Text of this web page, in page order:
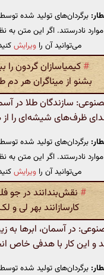
برگردان‌های تولید شده
نادرستند. اگر این متن
می‌توانید آن را ویرایش
#کیمیاسازان گردون را
بشنو از میناگران هر دم
سازندگان طلا در
ظرف‌های شیشه‌ای را از
برگردان‌های تولید شده
نادرستند. اگر این متن
می‌توانید آن را ویرایش
# نقش‌بندانند در جو
کارسازانند بهر لی و
در آسمان، ابرها به
و این کار با هدفی خاص
برگردان‌های تولید شده